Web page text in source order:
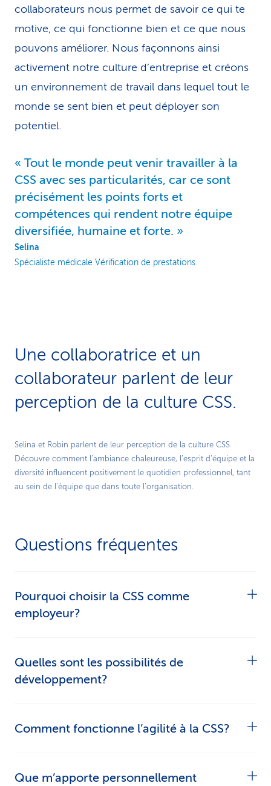
collaborateurs nous permet de savoir ce qui te
motive, ce qui fonctionne bien et ce que nous
pouvons améliorer. Nous façonnons ainsi
activement notre culture d’entreprise et créons
un environnement de travail dans lequel tout le
monde se sent bien et peut déployer son
potentiel.
Tout le monde peut venir travailler à la
CSS avec ses particularités, car ce sont
précisément les points forts et
compétences qui rendent notre équipe
diversifiée, humaine et forte.
Selina
Spécialiste médicale Vérification de prestations
Une collaboratrice et un
collaborateur parlent de leur
perception de la culture CSS.
Play
Video
Selina et Robin parlent de leur perception de la culture CSS.
Découvre comment l’ambiance chaleureuse, l’esprit d’équipe et la
diversité influencent positivement le quotidien professionnel, tant
au sein de l’équipe que dans toute l’organisation.
Questions fréquentes
Pourquoi choisir la CSS comme
employeur?
vivons la diversité et apprécions ta contribution.
Quelles sont les possibilités de
développement?
Qu’il s’agisse de cours internes ou de formations
continues externes, nous t’encourageons sur les
Comment fonctionne l’agilité à la CSS?
Que m’apporte personnellement